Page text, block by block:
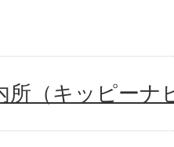
所（キッピーナ